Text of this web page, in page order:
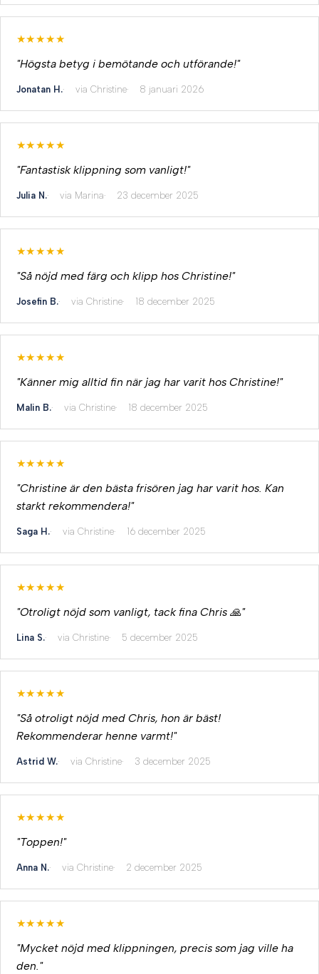
★★★★★
"Högsta betyg i bemötande och utförande!"
Jonatan H. via Christine 8 januari 2026
★★★★★
"Fantastisk klippning som vanligt!"
Julia N. via Marina 23 december 2025
★★★★★
"Så nöjd med färg och klipp hos Christine!"
Josefin B. via Christine 18 december 2025
★★★★★
"Känner mig alltid fin när jag har varit hos Christine!"
Malin B. via Christine 18 december 2025
★★★★★
"Christine är den bästa frisören jag har varit hos. Kan
starkt rekommendera!"
Saga H. via Christine 16 december 2025
★★★★★
"Otroligt nöjd som vanligt, tack fina Chris 🙏"
Lina S. via Christine 5 december 2025
★★★★★
"Så otroligt nöjd med Chris, hon är bäst!
Rekommenderar henne varmt!"
Astrid W. via Christine 3 december 2025
★★★★★
"Toppen!"
Anna N. via Christine 2 december 2025
★★★★★
"Mycket nöjd med klippningen, precis som jag ville ha
den."